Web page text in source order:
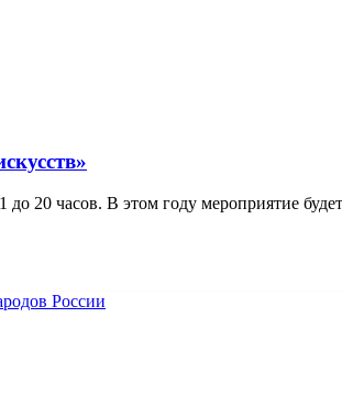
до 20 часов. В этом году мероприятие